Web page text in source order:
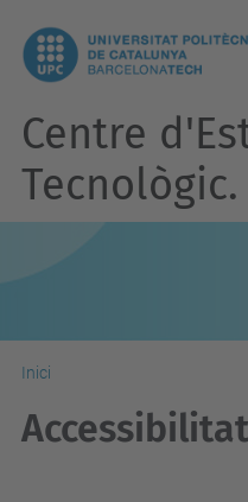
Centre
Tecnològic.
Inici
Accessibilitat